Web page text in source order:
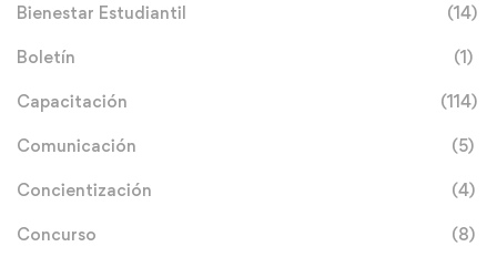
Bienestar Estudiantil (14)
Boletín (1)
Capacitación (114)
Comunicación (5)
Concientización (4)
Concurso (8)